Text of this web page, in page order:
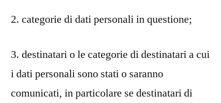
2. categorie di dati personali in questione;
3. destinatari o le categorie di destinatari a cui
i dati personali sono stati o saranno
comunicati, in particolare se destinatari di